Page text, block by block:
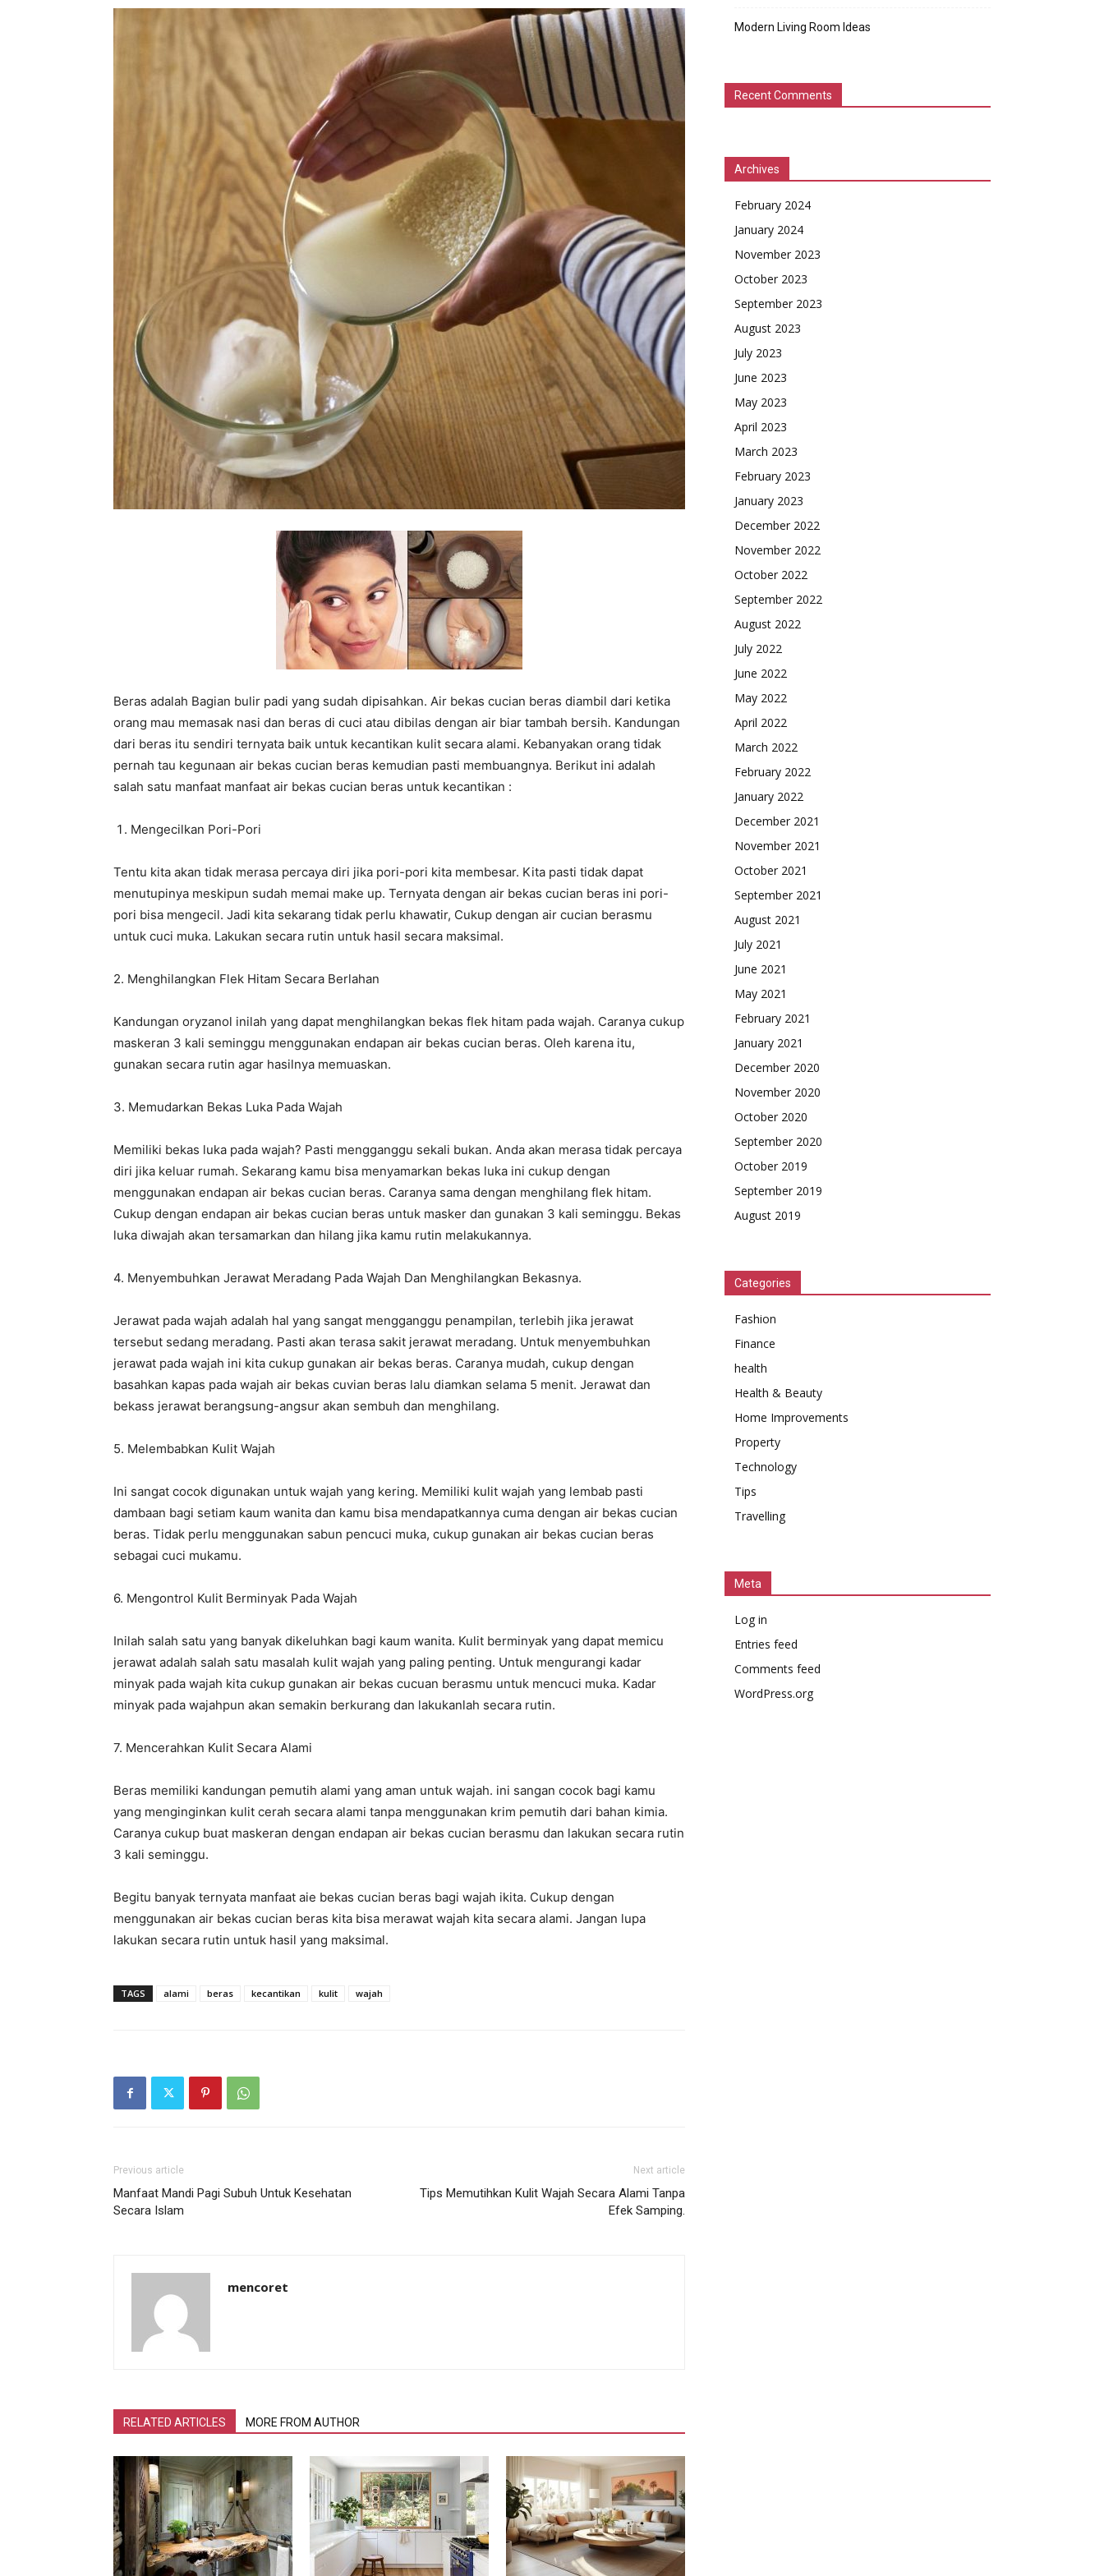
Beras adalah Bagian bulir padi yang sudah dipisahkan. Air bekas cucian beras diambil dari ketika
orang mau memasak nasi dan beras di cuci atau dibilas dengan air biar tambah bersih. Kandungan
dari beras itu sendiri ternyata baik untuk kecantikan kulit secara alami. Kebanyakan orang tidak
pernah tau kegunaan air bekas cucian beras kemudian pasti membuangnya. Berikut ini adalah
salah satu manfaat manfaat air bekas cucian beras untuk kecantikan :
Mengecilkan Pori-Pori
Tentu kita akan tidak merasa percaya diri jika pori-pori kita membesar. Kita pasti tidak dapat
menutupinya meskipun sudah memai make up. Ternyata dengan air bekas cucian beras ini pori-
pori bisa mengecil. Jadi kita sekarang tidak perlu khawatir, Cukup dengan air cucian berasmu
untuk cuci muka. Lakukan secara rutin untuk hasil secara maksimal.
2. Menghilangkan Flek Hitam Secara Berlahan
Kandungan oryzanol inilah yang dapat menghilangkan bekas flek hitam pada wajah. Caranya cukup
maskeran 3 kali seminggu menggunakan endapan air bekas cucian beras. Oleh karena itu,
gunakan secara rutin agar hasilnya memuaskan.
3. Memudarkan Bekas Luka Pada Wajah
Memiliki bekas luka pada wajah? Pasti mengganggu sekali bukan. Anda akan merasa tidak percaya
diri jika keluar rumah. Sekarang kamu bisa menyamarkan bekas luka ini cukup dengan
menggunakan endapan air bekas cucian beras. Caranya sama dengan menghilang flek hitam.
Cukup dengan endapan air bekas cucian beras untuk masker dan gunakan 3 kali seminggu. Bekas
luka diwajah akan tersamarkan dan hilang jika kamu rutin melakukannya.
4. Menyembuhkan Jerawat Meradang Pada Wajah Dan Menghilangkan Bekasnya.
Jerawat pada wajah adalah hal yang sangat mengganggu penampilan, terlebih jika jerawat
tersebut sedang meradang. Pasti akan terasa sakit jerawat meradang. Untuk menyembuhkan
jerawat pada wajah ini kita cukup gunakan air bekas beras. Caranya mudah, cukup dengan
basahkan kapas pada wajah air bekas cuvian beras lalu diamkan selama 5 menit. Jerawat dan
bekass jerawat berangsung-angsur akan sembuh dan menghilang.
5. Melembabkan Kulit Wajah
Ini sangat cocok digunakan untuk wajah yang kering. Memiliki kulit wajah yang lembab pasti
dambaan bagi setiam kaum wanita dan kamu bisa mendapatkannya cuma dengan air bekas cucian
beras. Tidak perlu menggunakan sabun pencuci muka, cukup gunakan air bekas cucian beras
sebagai cuci mukamu.
6. Mengontrol Kulit Berminyak Pada Wajah
Inilah salah satu yang banyak dikeluhkan bagi kaum wanita. Kulit berminyak yang dapat memicu
jerawat adalah salah satu masalah kulit wajah yang paling penting. Untuk mengurangi kadar
minyak pada wajah kita cukup gunakan air bekas cucuan berasmu untuk mencuci muka. Kadar
minyak pada wajahpun akan semakin berkurang dan lakukanlah secara rutin.
7. Mencerahkan Kulit Secara Alami
Beras memiliki kandungan pemutih alami yang aman untuk wajah. ini sangan cocok bagi kamu
yang menginginkan kulit cerah secara alami tanpa menggunakan krim pemutih dari bahan kimia.
Caranya cukup buat maskeran dengan endapan air bekas cucian berasmu dan lakukan secara rutin
3 kali seminggu.
Begitu banyak ternyata manfaat aie bekas cucian beras bagi wajah ikita. Cukup dengan
menggunakan air bekas cucian beras kita bisa merawat wajah kita secara alami. Jangan lupa
lakukan secara rutin untuk hasil yang maksimal.
TAGS alami beras kecantikan kulit wajah
Previous article
Manfaat Mandi Pagi Subuh Untuk Kesehatan
Secara Islam
Next article
Tips Memutihkan Kulit Wajah Secara Alami Tanpa
Efek Samping.
mencoret
RELATED ARTICLES MORE FROM AUTHOR
Modern Living Room Ideas
Recent Comments
Archives
February 2024
January 2024
November 2023
October 2023
September 2023
August 2023
July 2023
June 2023
May 2023
April 2023
March 2023
February 2023
January 2023
December 2022
November 2022
October 2022
September 2022
August 2022
July 2022
June 2022
May 2022
April 2022
March 2022
February 2022
January 2022
December 2021
November 2021
October 2021
September 2021
August 2021
July 2021
June 2021
May 2021
February 2021
January 2021
December 2020
November 2020
October 2020
September 2020
October 2019
September 2019
August 2019
Categories
Fashion
Finance
health
Health & Beauty
Home Improvements
Property
Technology
Tips
Travelling
Meta
Log in
Entries feed
Comments feed
WordPress.org